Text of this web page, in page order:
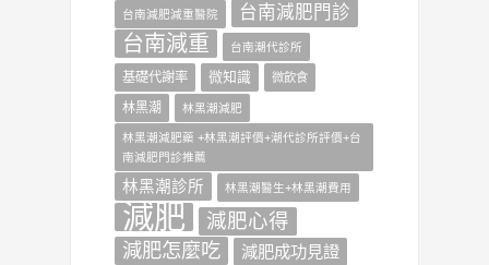
台南減肥減重醫院 台南減肥門診
台南減重 台南潮代診所
基礎代謝率 微知識 微飲食
林黑潮 林黑潮減肥
林黑潮減肥藥 +林黑潮評價+潮代診所評價+台
南減肥門診推薦
林黑潮診所 林黑潮醫生+林黑潮費用
減肥
減肥心得
減肥怎麼吃
減肥成功見證